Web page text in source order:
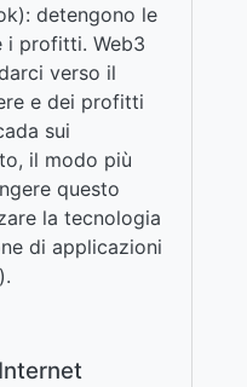
detengono le
i profitti. Web3
verso il
e dei profitti
sui
il modo più
questo
la tecnologia
di applicazioni